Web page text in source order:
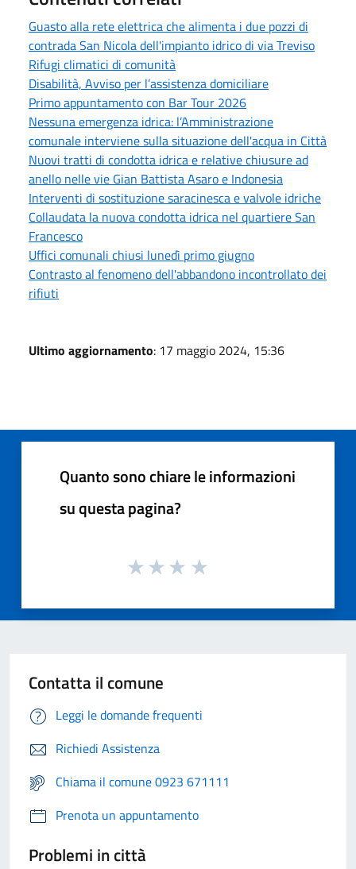
Guasto alla rete elettrica che alimenta i due pozzi di
contrada San Nicola dell'impianto idrico di via Treviso
Rifugi climatici di comunità
Disabilità, Avviso per l’assistenza domiciliare
Primo appuntamento con Bar Tour 2026
Nessuna emergenza idrica: l’Amministrazione
comunale interviene sulla situazione dell'acqua in Città
Nuovi tratti di condotta idrica e relative chiusure ad
anello nelle vie Gian Battista Asaro e Indonesia
Interventi di sostituzione saracinesca e valvole idriche
Collaudata la nuova condotta idrica nel quartiere San
Francesco
Uffici comunali chiusi lunedì primo giugno
Contrasto al fenomeno dell'abbandono incontrollato dei
rifiuti
Ultimo aggiornamento: 17 maggio 2024, 15:36
Quanto sono chiare le informazioni
su questa pagina?
Contatta il comune
Leggi le domande frequenti
Richiedi Assistenza
Chiama il comune 0923 671111
Prenota un appuntamento
Problemi in città